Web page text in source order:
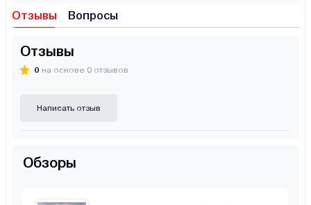
Отзывы Вопросы
Отзывы
0 на основе 0 отзывов
Написать отзыв
Обзоры